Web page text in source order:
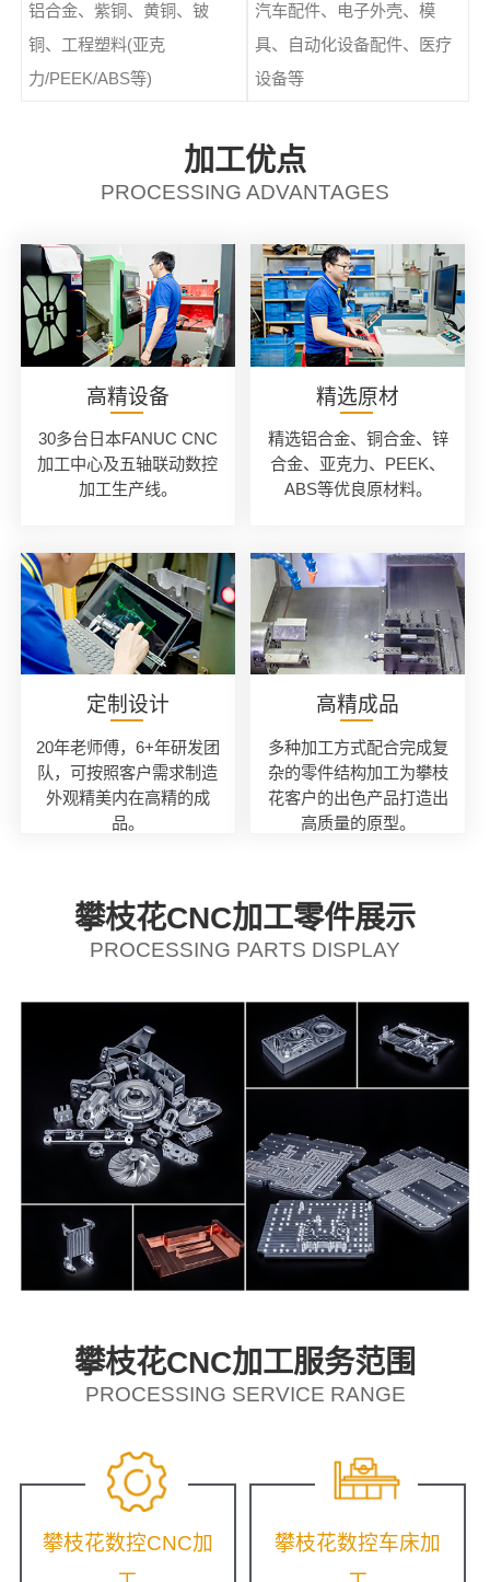
铝合金、紫铜、黄铜、铍
铜、工程塑料(亚克
力/PEEK/ABS等)
汽车配件、电子外壳、模
具、自动化设备配件、医疗
设备等
加工优点
PROCESSING ADVANTAGES
高精设备
30多台日本FANUC CNC
加工中心及五轴联动数控
加工生产线。
精选原材
精选铝合金、铜合金、锌
合金、亚克力、PEEK、
ABS等优良原材料。
定制设计
20年老师傅，6+年研发团
队，可按照客户需求制造
外观精美内在高精的成
品。
高精成品
多种加工方式配合完成复
杂的零件结构加工为攀枝
花客户的出色产品打造出
高质量的原型。
攀枝花CNC加工零件展示
PROCESSING PARTS DISPLAY
攀枝花CNC加工服务范围
PROCESSING SERVICE RANGE
攀枝花数控CNC加
攀枝花数控车床加